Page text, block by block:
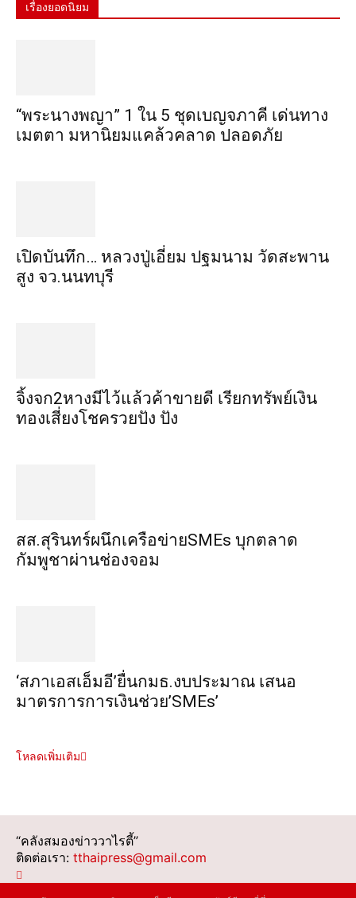
เรื่องยอดนิยม
“พระ​นาง​พญา” 1 ใน 5​ ชุดเบญจ​ภาคี​ เด่นทาง
เมตตา​ มหา​นิยม​แคล้วคลาด​ ปลอดภัย​
เปิดบันทึก… หลวงปู่เอี่ยม ​ปฐม​นาม​ วัดสะพาน
สูง​ จว.นนทบุรี
จิ้งจก​2​หาง​มีไว้แล้ว​ค้าขาย​ดี​ เรียก​ทรัพย์เงิน
ทอง​เสี่ยงโชค​รวยปัง​ ปัง​
สส.สุรินทร์ผนึกเครือข่ายSMEs บุกตลาด
กัมพูชาผ่านช่องจอม
‘สภาเอสเอ็มอี’ยื่นกมธ.งบประมาณ เสนอ
มาตรการการเงินช่วย’SMEs’
โหลดเพิ่มเติม
“คลังสมองข่าววาไรตี้”
ติดต่อเรา: tthaipress@gmail.com